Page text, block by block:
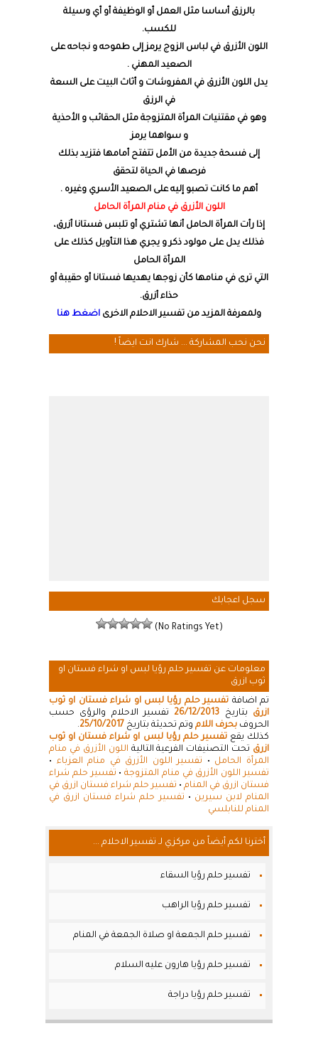
بالرزق أساسا مثل العمل أو الوظيفة أو أي وسيلة
للكسب.
اللون الأزرق في لباس الزوج يرمز إلى طموحه و نجاحه على
الصعيد المهني .
يدل اللون الأزرق في المفروشات و أثاث البيت على السعة
في الرزق
وهو في مقتنيات المرأة المتزوجة مثل الحقائب و الأحذية
و سواهما يرمز
إلى فسحة جديدة من الأمل تتفتح أمامها فتزيد بذلك
فرصها في الحياة لتحقق
أهم ما كانت تصبو إليه على الصعيد الأسري وغيره .
اللون الأزرق في منام المرأة الحامل
إذا رأت المرأة الحامل أنها تشتري أو تلبس فستانا أزرق،
فذلك يدل على مولود ذكر و يجري هذا التأويل كذلك على
المرأة الحامل
التي ترى في منامها كأن زوجها يهديها فستانا أو حقيبة أو
حذاء أزرق.
ولمعرفة المزيد من تفسير الاحلام الاخرى اضغط هنا
نحن نحب المشاركة ... شارك انت ايضاً !
سجل اعجابك
(No Ratings Yet)
معلومات عن تفسير حلم رؤيا لبس او شراء فستان او
ثوب ازرق
تم اضافة تفسير حلم رؤيا لبس او شراء فستان او ثوب
ازرق بتاريخ 26/12/2013تفسير الاحلام والرؤى حسب
الحروف بحرف اللام وتم تحديثة بتاريخ 25/10/2017
.
كذلك يقعتفسير حلم رؤيا لبس او شراء فستان او ثوب
ازرق تحت التصنيفات الفرعية التالية اللون الأزرق في منام
المرأة الحامل • تفسير اللون الأزرق في منام العزباء •
تفسير اللون الأزرق في منام المتزوجة• تفسير حلم شراء
فستان ازرق في المنام • تفسير حلم شراء فستان ازرق في
المنام لابن سيرين • تفسير حلم شراء فستان ازرق في
المنام للنابلسي
أخترنا لكم أيضاً من مركزي لـ تفسير الاحلام ...
تفسير حلم رؤيا السقاء
تفسير حلم رؤيا الراهب
تفسير حلم الجمعة او صلاة الجمعة في المنام
تفسير حلم رؤيا هارون عليه السلام
تفسير حلم رؤيا دراجة